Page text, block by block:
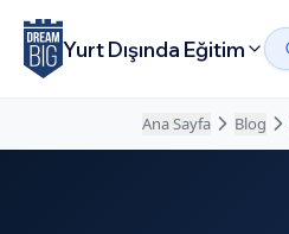
Ana içeriğe atla
Yurt Dışında Eğitim
Ana Sayfa Blog